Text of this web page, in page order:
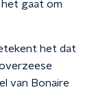
gaat om
het dat
van Bonaire